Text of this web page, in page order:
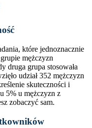
które jednoznacznie
mężczyzn
druga grupa stosowała
udział 352 mężczyzn
skuteczności i
5% u mężczyzn z
zobaczyć sam.